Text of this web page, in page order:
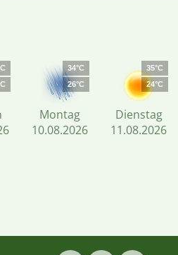
34°C
26°C
Montag
10.08.2026
35°C
24°C
Dienstag
11.08.2026